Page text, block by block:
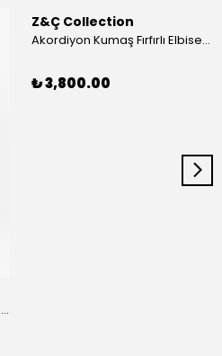
Akordiyon Kumaş Fırfırlı Elbise - Kırmızı
Z&Ç Collection
Akordiyon Kumaş Fırfırlı Elbise - Mavi
₺ 3,800.00